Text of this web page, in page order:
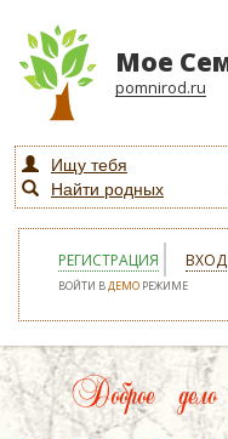
Мое
pomnirod.ru
Ищу тебя
Найти родных
РЕГИСТРАЦИЯ ВХОД
ВОЙТИ ВДЕМО РЕЖИМЕ
Доброе